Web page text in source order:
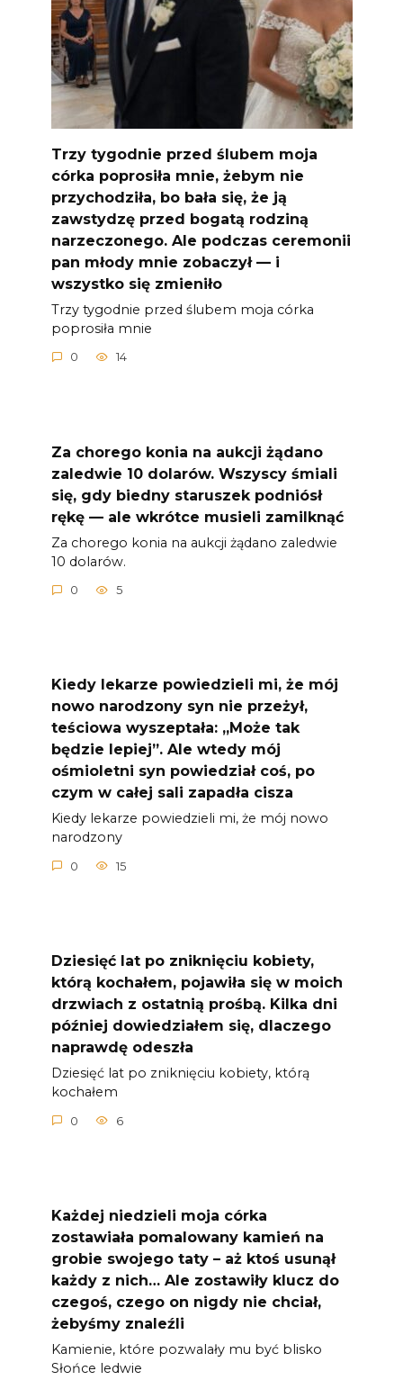
Trzy tygodnie przed ślubem moja
córka poprosiła mnie, żebym nie
przychodziła, bo bała się, że ją
zawstydzę przed bogatą rodziną
narzeczonego. Ale podczas ceremonii
pan młody mnie zobaczył — i
wszystko się zmieniło
Trzy tygodnie przed ślubem moja córka
poprosiła mnie
0 14
Za chorego konia na aukcji żądano
zaledwie 10 dolarów. Wszyscy śmiali
się, gdy biedny staruszek podniósł
rękę — ale wkrótce musieli zamilknąć
Za chorego konia na aukcji żądano zaledwie
10 dolarów.
0 5
Kiedy lekarze powiedzieli mi, że mój
nowo narodzony syn nie przeżył,
teściowa wyszeptała: „Może tak
będzie lepiej”. Ale wtedy mój
ośmioletni syn powiedział coś, po
czym w całej sali zapadła cisza
Kiedy lekarze powiedzieli mi, że mój nowo
narodzony
0 15
Dziesięć lat po zniknięciu kobiety,
którą kochałem, pojawiła się w moich
drzwiach z ostatnią prośbą. Kilka dni
później dowiedziałem się, dlaczego
naprawdę odeszła
Dziesięć lat po zniknięciu kobiety, którą
kochałem
0 6
Każdej niedzieli moja córka
zostawiała pomalowany kamień na
grobie swojego taty – aż ktoś usunął
każdy z nich… Ale zostawiły klucz do
czegoś, czego on nigdy nie chciał,
żebyśmy znaleźli
Kamienie, które pozwalały mu być blisko
Słońce ledwie